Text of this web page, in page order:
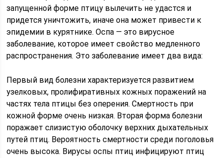
запущенной форме птицу вылечить не удастся и
придется уничтожить, иначе она может привести к
эпидемии в курятнике. Оспа — это вирусное
заболевание, которое имеет свойство медленного
распространения. Это заболевание имеет два вида:
Первый вид болезни характеризуется развитием
узелковых, пролифиративных кожных поражений на
частях тела птицы без оперения. Смертность при
кожной форме очень низкая. Вторая форма болезни
поражает слизистую оболочку верхних дыхательных
путей птиц. Вероятность смертности среди поголовья
очень высока. Вирусы оспы птиц инфицируют птиц